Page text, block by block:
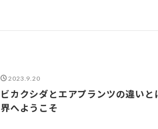
2023.9.20
ビカクシダとエアプランツの違い
界へようこそ